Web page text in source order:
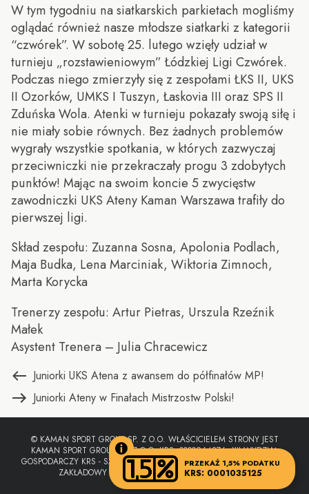
W tym tygodniu na siatkarskich parkietach mogliśmy
oglądać również nasze młodsze siatkarki z kategorii
“czwórek”. W sobotę 25. lutego wzięły udział w
turnieju „rozstawieniowym” Łódzkiej Ligi Czwórek.
Podczas niego zmierzyły się z zespołami ŁKS II, UKS
II Ozorków, UMKS I Tuszyn, Łaskovia III oraz SPS II
Zduńska Wola. Atenki w turnieju pokazały swoją siłę i
nie miały sobie równych. Bez żadnych problemów
wygrały wszystkie spotkania, w których zazwyczaj
przeciwniczki nie przekraczały progu 3 zdobytych
punktów! Mając na swoim koncie 5 zwycięstw
zawodniczki UKS Ateny Kaman Warszawa trafiły do
pierwszej ligi.
Skład zespołu: Zuzanna Sosna, Apolonia Podlach,
Maja Budka, Lena Marciniak, Wiktoria Zimnoch,
Marta Korycka
Trenerzy zespołu: Artur Pietras, Urszula Rzeźnik
Małek
Asystent Trenera – Julia Chracewicz
Nawigacja
wpisu
Poprzedni
wpis:
Juniorki UKS Atena z awansem do półfinałów MP!
Następny
wpis:
Juniorki Ateny w Finałach Mistrzostw Polski!
© KAMAN SPORT GROUP SP. Z O.O. WŁAŚCICIELEM STRONY JEST
KAMAN SPORT GROUP SP. Z O.O. KRS: 0000964876, XII WYDZIAŁ
GOSPODARCZY KRS - SĄD REJONOWY DLA M.ST. WARSZAWY, KAPITAŁ
ZAKŁADOWY W CAŁOŚCI OPŁACONY: 50 000,00 ZŁ.
PRZEKAŻ 1,5% PODATKU
KRS: 0001035125